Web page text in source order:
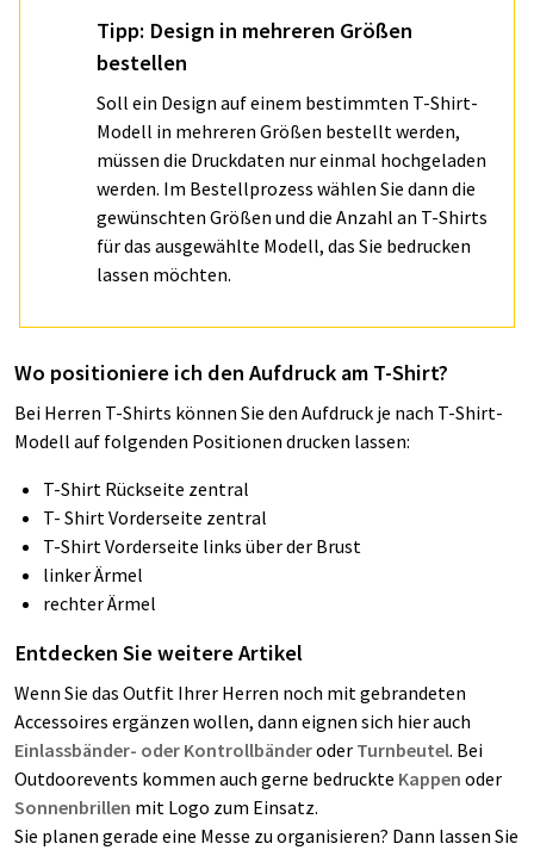
Tipp: Design in mehreren Größen
bestellen
Soll ein Design auf einem bestimmten T-Shirt-
Modell in mehreren Größen bestellt werden,
müssen die Druckdaten nur einmal hochgeladen
werden. Im Bestellprozess wählen Sie dann die
gewünschten Größen und die Anzahl an T-Shirts
für das ausgewählte Modell, das Sie bedrucken
lassen möchten.
Wo positioniere ich den Aufdruck am T-Shirt?
Bei Herren T-Shirts können Sie den Aufdruck je nach T-Shirt-
Modell auf folgenden Positionen drucken lassen:
T-Shirt Rückseite zentral
T- Shirt Vorderseite zentral
T-Shirt Vorderseite links über der Brust
linker Ärmel
rechter Ärmel
Entdecken Sie weitere Artikel
Wenn Sie das Outfit Ihrer Herren noch mit gebrandeten
Accessoires ergänzen wollen, dann eignen sich hier auch
Einlassbänder- oder Kontrollbänderoder Turnbeutel. Bei
Outdoorevents kommen auch gerne bedruckte Kappen oder
Sonnenbrillen mit Logo zum Einsatz.
Sie planen gerade eine Messe zu organisieren? Dann lassen Sie